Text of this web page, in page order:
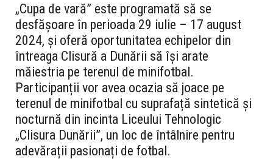
„Cupa de vară” este programată să se
desfășoare în perioada 29 iulie – 17 august
2024, și oferă oportunitatea echipelor din
întreaga Clisură a Dunării să își arate
măiestria pe terenul de minifotbal.
Participanții vor avea ocazia să joace pe
terenul de minifotbal cu suprafață sintetică și
nocturnă din incinta Liceului Tehnologic
„Clisura Dunării”, un loc de întâlnire pentru
adevărații pasionați de fotbal.